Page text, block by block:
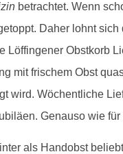
betrachtet. Wenn
Daher lohnt
Löffingener Obstkorb
mit frischem Obst
wird. Wöchentliche
Genauso wie